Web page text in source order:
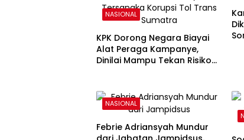
NASIONAL
KPK Dorong Negara Biayai
Alat Peraga Kampanye,
Dinilai Mampu Tekan Risiko
NASIONAL
Febrie Adriansyah Mundur